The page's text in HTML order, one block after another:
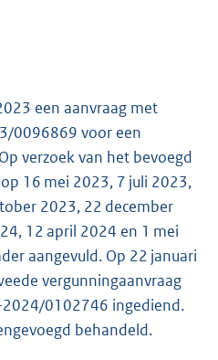
een aanvraag met
0096869 voor een
verzoek van het bevoegd
16 mei 2023, 7 juli 2023,
2023, 22 december
12 april 2024 en 1 mei
aangevuld. Op 22 januari
vergunningaanvraag
2024/0102746 ingediend.
behandeld.